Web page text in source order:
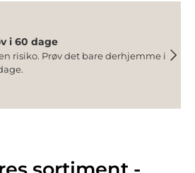
i 60 dage
risiko. Prøv det bare derhjemme i